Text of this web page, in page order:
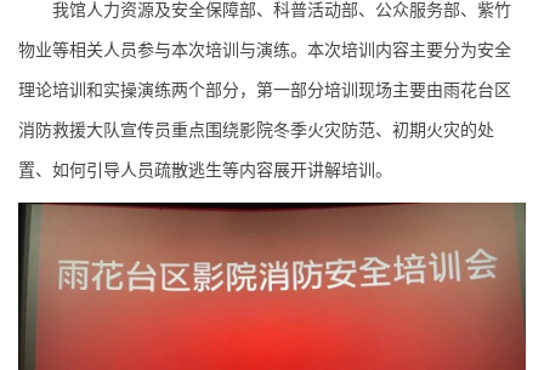
我馆人力资源及安全保障部、科普活动部、公众服务部、紫竹
物业等相关人员参与本次培训与演练。本次培训内容主要分为安全
理论培训和实操演练两个部分，第一部分培训现场主要由雨花台区
消防救援大队宣传员重点围绕影院冬季火灾防范、初期火灾的处
置、如何引导人员疏散逃生等内容展开讲解培训。